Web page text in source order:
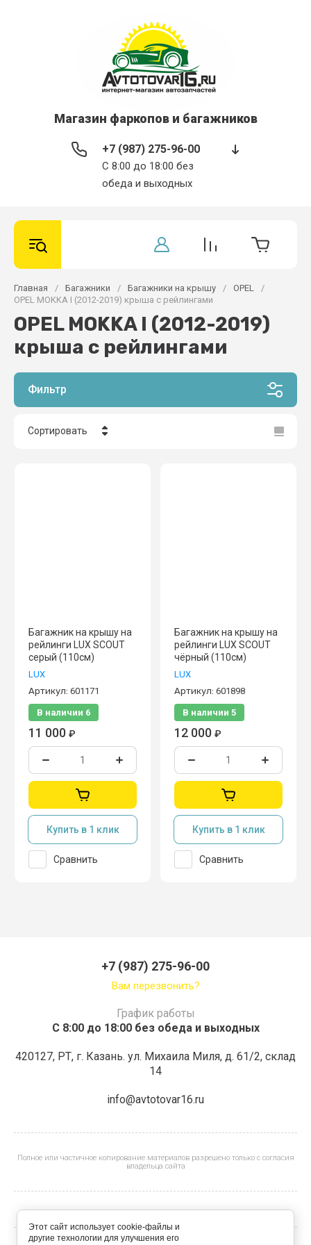
Магазин фаркопов и багажников
+7 (987) 275-96-00
С 8:00 до 18:00 без
обеда и выходных
Главная / Багажники / Багажники на крышу / OPEL
/
OPEL MOKKA I (2012-2019) крыша с рейлингами
OPEL MOKKA I (2012-2019)
крыша с рейлингами
Фильтр
Сортировать
Багажник на крышу на
рейлинги LUX SCOUT
серый (110см)
LUX
Артикул: 601171
В наличии 6
11 000 ₽
Купить в 1 клик
Сравнить
Багажник на крышу на
рейлинги LUX SCOUT
чёрный (110см)
LUX
Артикул: 601898
В наличии 5
12 000 ₽
Купить в 1 клик
Сравнить
+7 (987) 275-96-00
Вам перезвонить?
График работы
С 8:00 до 18:00 без обеда и выходных
420127, РТ, г. Казань. ул. Михаила Миля, д. 61/2, склад
14
info@avtotovar16.ru
Полное или частичное копирование материалов разрешено только с согласия
владельца сайта
Этот сайт использует cookie-файлы и
другие технологии для улучшения его